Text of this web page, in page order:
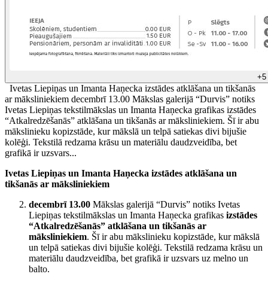
+5
Ivetas Liepiņas un Imanta Haņecka izstādes atklāšana un tikšanās
ar māksliniekiem decembrī 13.00 Mākslas galerijā “Durvis” notiks
Ivetas Liepiņas tekstilmākslas un Imanta Haņecka grafikas izstādes
“Atkalredzēšanās” atklāšana un tikšanās ar māksliniekiem. Šī ir abu
mākslinieku kopizstāde, kur mākslā un telpā satiekas divi bijušie
kolēģi. Tekstilā redzama krāsu un materiālu daudzveidība, bet
grafikā ir uzsvars...
Ivetas Liepiņas un Imanta Haņecka izstādes atklāšana un
tikšanās ar māksliniekiem
decembrī 13.00 Mākslas galerijā “Durvis” notiks Ivetas
Liepiņas tekstilmākslas un Imanta Haņecka grafikas izstādes
“Atkalredzēšanās” atklāšana un tikšanās ar
māksliniekiem. Šī ir abu mākslinieku kopizstāde, kur mākslā
un telpā satiekas divi bijušie kolēģi. Tekstilā redzama krāsu un
materiālu daudzveidība, bet grafikā ir uzsvars uz melno un
balto.